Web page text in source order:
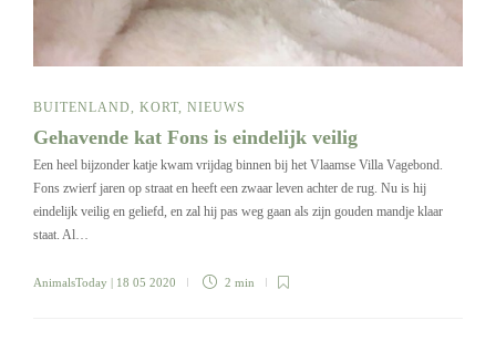
BUITENLAND, KORT, NIEUWS
Gehavende kat Fons is eindelijk veilig
Een heel bijzonder katje kwam vrijdag binnen bij het Vlaamse Villa Vagebond.
Fons zwierf jaren op straat en heeft een zwaar leven achter de rug. Nu is hij
eindelijk veilig en geliefd, en zal hij pas weg gaan als zijn gouden mandje klaar
staat. Al…
AnimalsToday | 18 05 2020 2 min